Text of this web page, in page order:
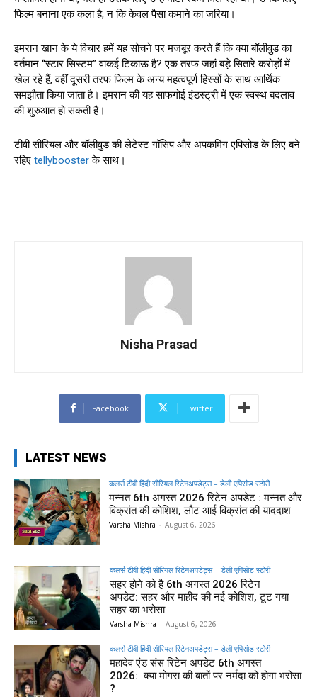
फिल्म बनाना एक कला है, न कि केवल पैसा कमाने का जरिया।
इमरान खान के ये विचार हमें यह सोचने पर मजबूर करते हैं कि क्या बॉलीवुड का
वर्तमान “स्टार सिस्टम” वाकई टिकाऊ है? एक तरफ जहां बड़े सितारे करोड़ों में
खेल रहे हैं, वहीं दूसरी तरफ फिल्म के अन्य महत्वपूर्ण हिस्सों के साथ आर्थिक
समझौता किया जाता है। इमरान की यह साफगोई इंडस्ट्री में एक स्वस्थ बदलाव
की शुरुआत हो सकती है।
टीवी सीरियल और बॉलीवुड की लेटेस्ट गॉसिप और अपकमिंग एपिसोड के लिए बने
रहिए tellyboosterके साथ।
Nisha Prasad
Facebook Twitter
LATEST NEWS
कलर्स टीवी हिंदी सीरियल रिटेनअपडेट्स – डेली एपिसोड स्टोरी
मन्नत 6th अगस्त 2026 रिटेन अपडेट : मन्नत और
विक्रांत की कोशिश, लौट आई विक्रांत की याददाश
Varsha Mishra - August 6, 2026
कलर्स टीवी हिंदी सीरियल रिटेनअपडेट्स – डेली एपिसोड स्टोरी
सहर होने को है 6th अगस्त 2026 रिटेन
अपडेट: सहर और माहीद की नई कोशिश, टूट गया
सहर का भरोसा
Varsha Mishra - August 6, 2026
कलर्स टीवी हिंदी सीरियल रिटेनअपडेट्स – डेली एपिसोड स्टोरी
महादेव एंड संस रिटेन अपडेट 6th अगस्त
2026: क्या मोगरा की बातों पर नर्मदा को होगा भरोसा
?